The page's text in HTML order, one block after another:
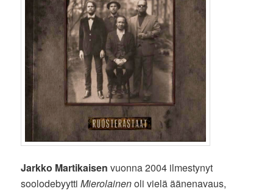
Jarkko Martikaisen vuonna 2004 ilmestynyt
soolodebyyttiMierolainenoli vielä äänenavaus,